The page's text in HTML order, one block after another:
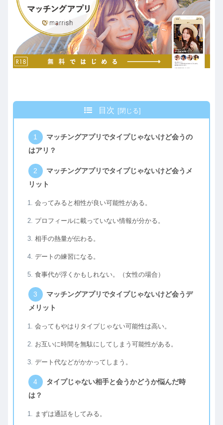
目次
マッチングアプリでタイプじゃないけど会うの
はアリ？
マッチングアプリでタイプじゃないけど会うメ
リット
会ってみると相性が良い可能性がある。
プロフィールに載っていない情報が分かる。
相手の熱量が伝わる。
デートの練習になる。
食事代が浮くかもしれない。（女性の場合）
マッチングアプリでタイプじゃないけど会うデ
メリット
会ってもやはりタイプじゃない可能性は高い。
お互いに時間を無駄にしてしまう可能性がある。
デート代などがかかってしまう。
タイプじゃない相手と会うかどうか悩んだ時
は？
まずは通話をしてみる。